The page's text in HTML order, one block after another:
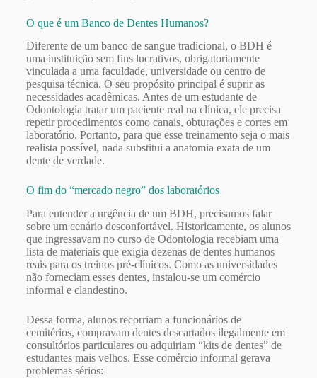
O que é um Banco de Dentes Humanos?
Diferente de um banco de sangue tradicional, o BDH é
uma instituição sem fins lucrativos, obrigatoriamente
vinculada a uma faculdade, universidade ou centro de
pesquisa técnica. O seu propósito principal é suprir as
necessidades acadêmicas. Antes de um estudante de
Odontologia tratar um paciente real na clínica, ele precisa
repetir procedimentos como canais, obturações e cortes em
laboratório. Portanto, para que esse treinamento seja o mais
realista possível, nada substitui a anatomia exata de um
dente de verdade.
O fim do “mercado negro” dos laboratórios
Para entender a urgência de um BDH, precisamos falar
sobre um cenário desconfortável. Historicamente, os alunos
que ingressavam no curso de Odontologia recebiam uma
lista de materiais que exigia dezenas de dentes humanos
reais para os treinos pré-clínicos. Como as universidades
não forneciam esses dentes, instalou-se um comércio
informal e clandestino.
Dessa forma, alunos recorriam a funcionários de
cemitérios, compravam dentes descartados ilegalmente em
consultórios particulares ou adquiriam “kits de dentes” de
estudantes mais velhos. Esse comércio informal gerava
problemas sérios: